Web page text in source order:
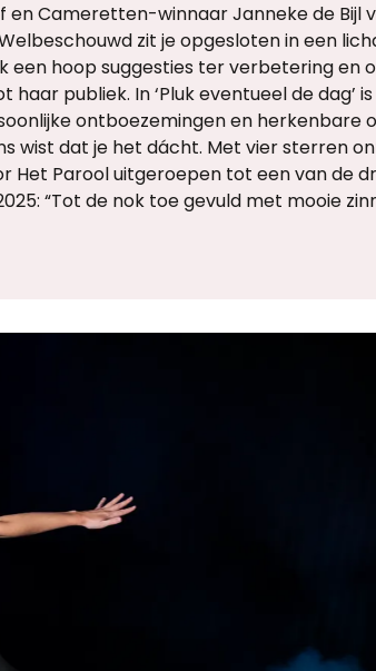
en Cameretten-winnaar Janneke de Bijl
zit je opgesloten in een
een hoop suggesties ter verbetering en
publiek. In ‘Pluk eventueel de dag’
ontboezemingen en herkenbare
wist dat je het dácht. Met vier sterren
Het Parool uitgeroepen tot een van de
“Tot de nok toe gevuld met mooie